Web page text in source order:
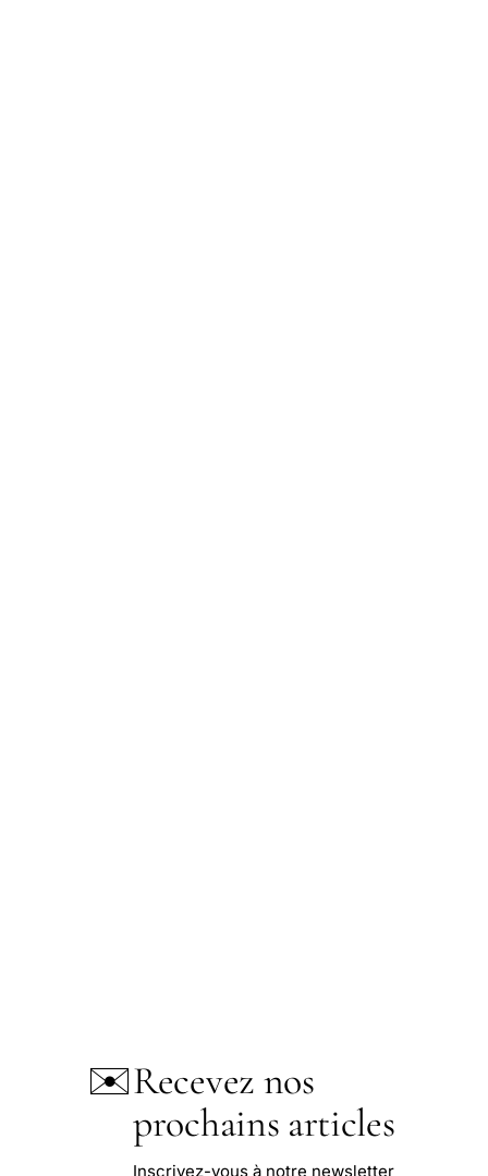
✉️Recevez nos
prochains articles
Inscrivez-vous à notre newsletter